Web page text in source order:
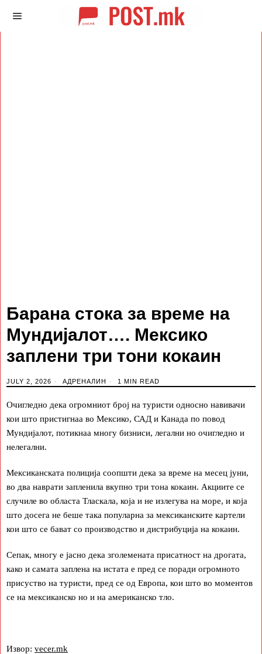
Барана стока за време на
Мундијалот…. Мексико
заплени три тони кокаин
JULY 2, 2026 АДРЕНАЛИН 1 MIN READ
Очигледно дека огромниот број на туристи односно навивачи
кои што пристигнаа во Мексико, САД и Канада по повод
Мундијалот, потикнаа многу бизниси, легални но очигледно и
нелегални.
Мексиканската полиција соопшти дека за време на месец јуни,
во два наврати запленила вкупно три тона кокаин. Акциите се
случиле во областа Тласкала, која и не излегува на море, и која
што досега не беше така популарна за мексиканските картели
кои што се бават со производство и дистрибуција на кокаин.
Сепак, многу е јасно дека зголемената присатност на дрогата,
како и самата заплена на истата е пред се поради огромното
присуство на туристи, пред се од Европа, кои што во моментов
се на мексиканско но и на американско тло.
Извор: vecer.mk